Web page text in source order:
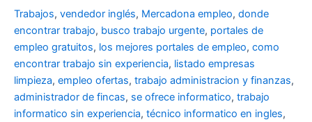
Trabajos, vendedor inglés, Mercadona empleo, donde
encontrar trabajo, busco trabajo urgente, portales de
empleo gratuitos, los mejores portales de empleo, como
encontrar trabajo sin experiencia, listado empresas
limpieza, empleo ofertas, trabajo administracion y finanzas,
administrador de fincas, se ofrece informatico, trabajo
informatico sin experiencia, técnico informatico en ingles,